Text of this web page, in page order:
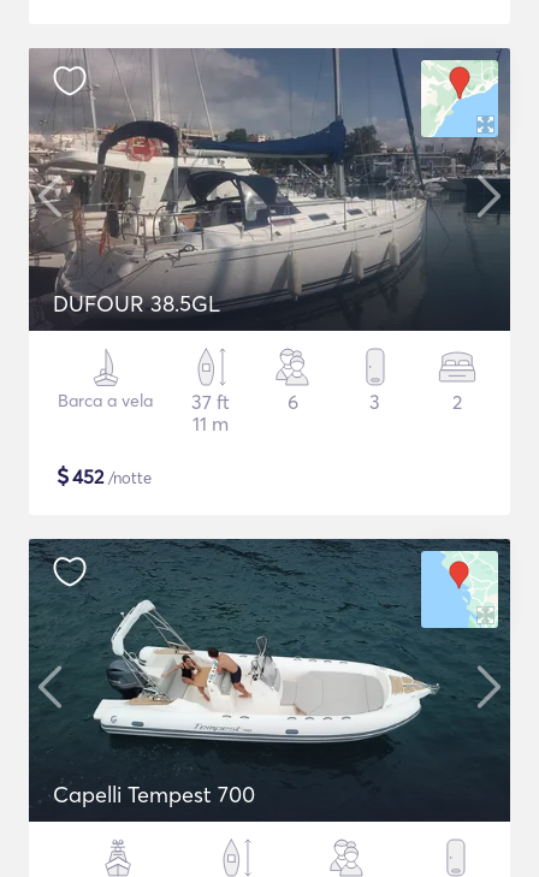
DUFOUR 38.5GL
Barca a vela
37 ft
11 m
6 3 2
$452/notte
Capelli Tempest 700